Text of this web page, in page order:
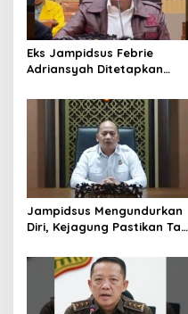
Eks Jampidsus Febrie
Adriansyah Ditetapkan
Kejagung Rajut Kongsi
Jampidsus Mengundurkan
Diri, Kejagung Pastikan Tak
Hukum di Gedung Bundar